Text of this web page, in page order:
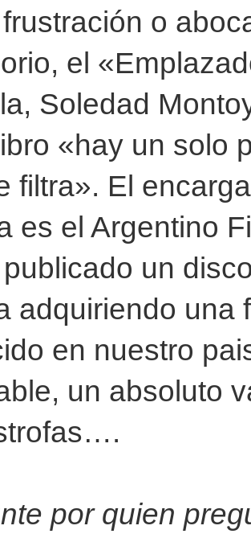
o
el
Soledad
«hay un solo
filtra». El
es el Argentino
un
adquiriendo una
en nuestro
un absoluto
por quien